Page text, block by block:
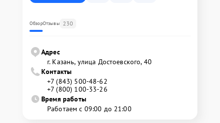
ОбзорОтзывы 230
Адрес
г. Казань, улица Достоевского, 40
Контакты
+7 (843) 500-48-62
+7 (800) 100-33-26
Время работы
Работаем с 09:00 до 21:00